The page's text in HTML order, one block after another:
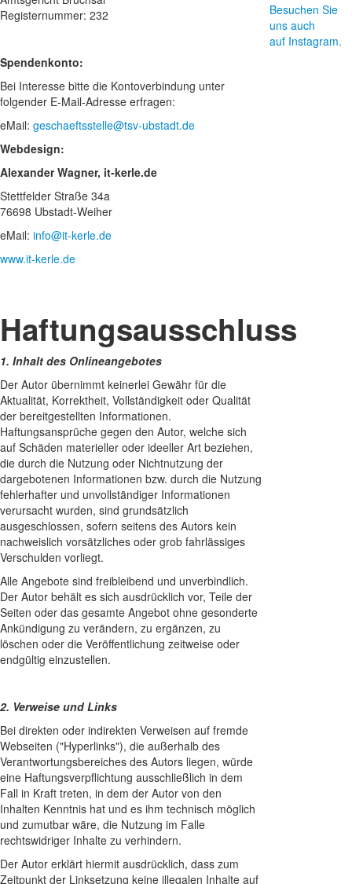
Registernummer: 232
Spendenkonto:
Bei Interesse bitte die Kontoverbindung unter
folgender E-Mail-Adresse erfragen:
eMail: geschaeftsstelle@tsv-ubstadt.de
Webdesign:
Alexander Wagner, it-kerle.de
Stettfelder Straße 34a
76698 Ubstadt-Weiher
eMail: info@it-kerle.de
www.it-kerle.de
Haftungsausschluss
1. Inhalt des Onlineangebotes
Der Autor übernimmt keinerlei Gewähr für die
Aktualität, Korrektheit, Vollständigkeit oder Qualität
der bereitgestellten Informationen.
Haftungsansprüche gegen den Autor, welche sich
auf Schäden materieller oder ideeller Art beziehen,
die durch die Nutzung oder Nichtnutzung der
dargebotenen Informationen bzw. durch die Nutzung
fehlerhafter und unvollständiger Informationen
verursacht wurden, sind grundsätzlich
ausgeschlossen, sofern seitens des Autors kein
nachweislich vorsätzliches oder grob fahrlässiges
Verschulden vorliegt.
Alle Angebote sind freibleibend und unverbindlich.
Der Autor behält es sich ausdrücklich vor, Teile der
Seiten oder das gesamte Angebot ohne gesonderte
Ankündigung zu verändern, zu ergänzen, zu
löschen oder die Veröffentlichung zeitweise oder
endgültig einzustellen.
2. Verweise und Links
Bei direkten oder indirekten Verweisen auf fremde
Webseiten ("Hyperlinks"), die außerhalb des
Verantwortungsbereiches des Autors liegen, würde
eine Haftungsverpflichtung ausschließlich in dem
Fall in Kraft treten, in dem der Autor von den
Inhalten Kenntnis hat und es ihm technisch möglich
und zumutbar wäre, die Nutzung im Falle
rechtswidriger Inhalte zu verhindern.
Der Autor erklärt hiermit ausdrücklich, dass zum
Zeitpunkt der Linksetzung keine illegalen Inhalte auf
Besuchen Sie
uns auch
auf Instagram.